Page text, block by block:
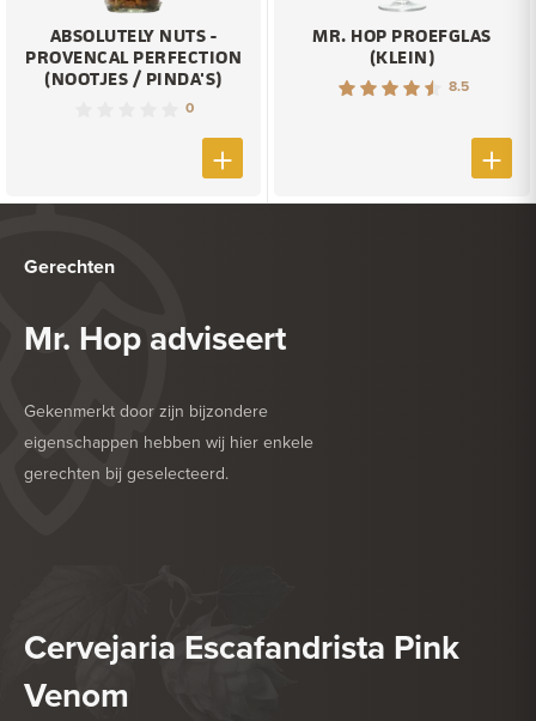
ABSOLUTELY NUTS -
PROVENCAL PERFECTION
(NOOTJES / PINDA'S)
0
MR. HOP PROEFGLAS
(KLEIN)
8.5
Gerechten
Mr. Hop adviseert
Gekenmerkt door zijn bijzondere
eigenschappen hebben wij hier enkele
gerechten bij geselecteerd.
HEERLIJK BIJ
Cervejaria Escafandrista Pink
Venom